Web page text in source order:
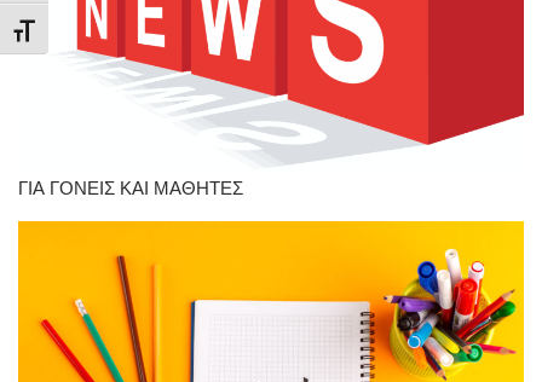
Εναλλαγή Μεγέθους Γραμμάτων
ΓΙΑ ΓΟΝΕΙΣ ΚΑΙ ΜΑΘΗΤΕΣ